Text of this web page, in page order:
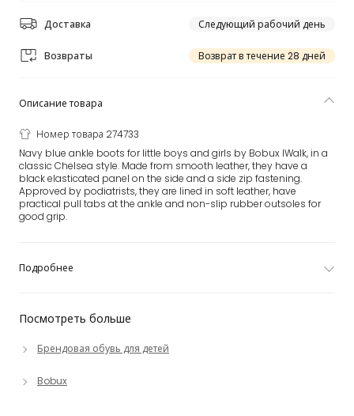
Доставка Следующий рабочий день
Возвраты Возврат в течение 28 дней
Посмотреть больше
Брендовая обувь для детей
Bobux
Описание товара
Номер товара 274733
Navy blue ankle boots for little boys and girls by Bobux IWalk, in a
classic Chelsea style. Made from smooth leather, they have a
black elasticated panel on the side and a side zip fastening.
Approved by podiatrists, they are lined in soft leather, have
practical pull tabs at the ankle and non-slip rubber outsoles for
good grip.
Подробнее